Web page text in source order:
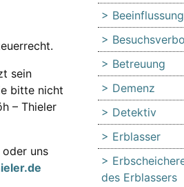
sein
bitte nicht
– Thieler
uns
Betreuung
Demenz
Detektiv
Erblasser
des Erblassers